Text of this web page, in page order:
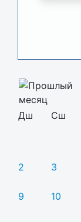
Дш
Сш
2 3
9 10